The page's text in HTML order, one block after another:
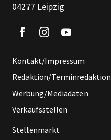
04277 Leipzig
Kontakt/Impressum
Redaktion/Terminredaktion
Werbung/Mediadaten
Verkaufsstellen
Stellenmarkt